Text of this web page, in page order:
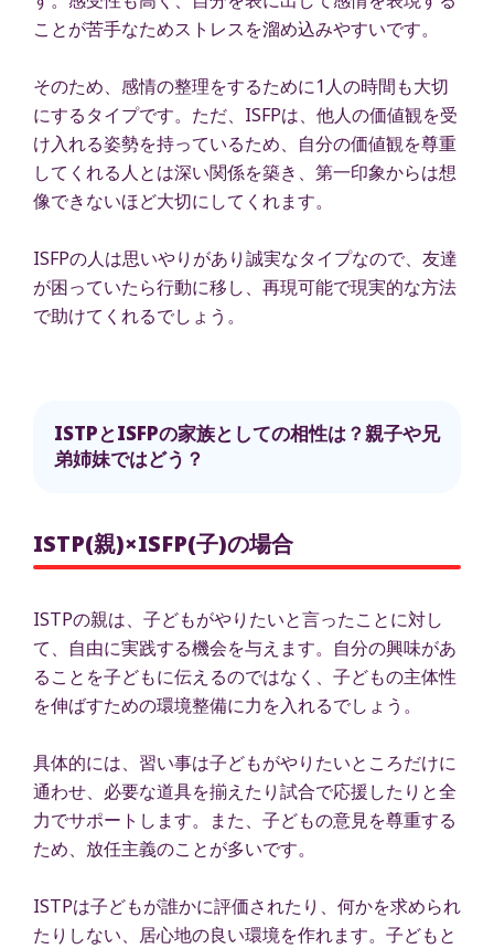
ことが苦手なためストレスを溜め込みやすいです。
そのため、感情の整理をするために1人の時間も大切
にするタイプです。ただ、ISFPは、他人の価値観を受
け入れる姿勢を持っているため、自分の価値観を尊重
してくれる人とは深い関係を築き、第一印象からは想
像できないほど大切にしてくれます。
ISFPの人は思いやりがあり誠実なタイプなので、友達
が困っていたら行動に移し、再現可能で現実的な方法
で助けてくれるでしょう。
ISTPとISFPの家族としての相性は？親子や兄
弟姉妹ではどう？
ISTP(親)×ISFP(子)の場合
ISTPの親は、子どもがやりたいと言ったことに対し
て、自由に実践する機会を与えます。自分の興味があ
ることを子どもに伝えるのではなく、子どもの主体性
を伸ばすための環境整備に力を入れるでしょう。
具体的には、習い事は子どもがやりたいところだけに
通わせ、必要な道具を揃えたり試合で応援したりと全
力でサポートします。また、子どもの意見を尊重する
ため、放任主義のことが多いです。
ISTPは子どもが誰かに評価されたり、何かを求められ
たりしない、居心地の良い環境を作れます。子どもと